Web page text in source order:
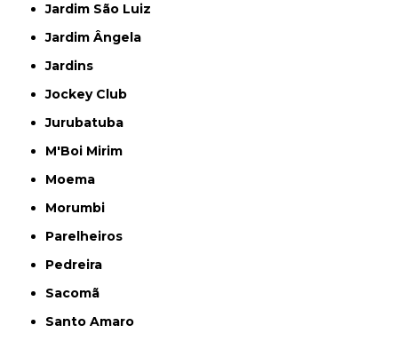
Jardim São Luiz
Jardim Ângela
Jardins
Jockey Club
Jurubatuba
M'Boi Mirim
Moema
Morumbi
Parelheiros
Pedreira
Sacomã
Santo Amaro